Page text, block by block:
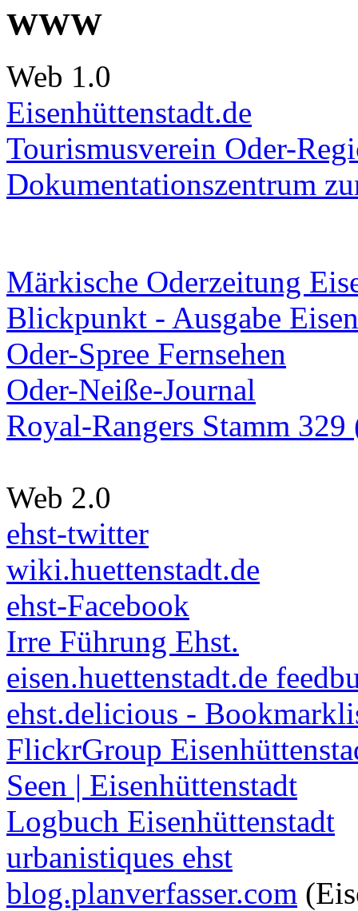
WWW
Web 1.0
Eisenhüttenstadt.de
Tourismusverein Oder-
Dokumentationszentrum
Märkische Oderzeitung
Blickpunkt - Ausgabe
Oder-Spree Fernsehen
Oder-Neiße-Journal
Royal-Rangers Stamm
Web 2.0
ehst-twitter
wiki.huettenstadt.de
ehst-Facebook
Irre Führung Ehst.
eisen.huettenstadt.de
ehst.delicious -
FlickrGroup
Seen | Eisenhüttenstadt
Logbuch Eisenhüttenstadt
urbanistiques ehst
blog.planverfasser.com